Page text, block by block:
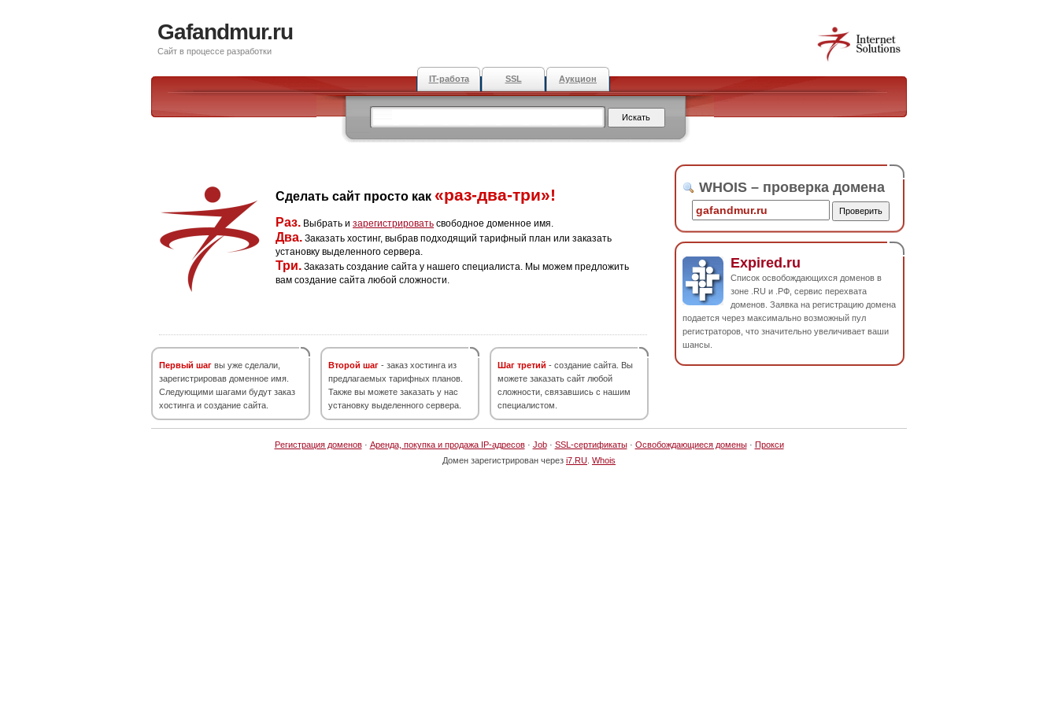
Gafandmur.ru
Сайт в процессе разработки
IT-работа SSL Аукцион
Сделать сайт просто как «раз-два-три»!
Раз. Выбрать и зарегистрировать свободное доменное имя.
Два. Заказать хостинг, выбрав подходящий тарифный план или заказать
установку выделенного сервера.
Три. Заказать создание сайта у нашего специалиста. Мы можем предложить
вам создание сайта любой сложности.
Первый шаг вы уже сделали,
зарегистрировав доменное имя.
Следующими шагами будут заказ
хостинга и создание сайта.
Второй шаг - заказ хостинга из
предлагаемых тарифных планов.
Также вы можете заказать у нас
установку выделенного сервера.
Шаг третий - создание сайта. Вы
можете заказать сайт любой
сложности, связавшись с нашим
специалистом.
WHOIS – проверка домена
Expired.ru
Список освобождающихся доменов в
зоне .RU и .РФ, сервис перехвата
доменов. Заявка на регистрацию домена
подается через максимально возможный пул
регистраторов, что значительно увеличивает ваши
шансы.
Регистрация доменов· Аренда, покупка и продажа IP-адресов· Job· SSL-сертификаты· Освобождающиеся домены· Прокси
Домен зарегистрирован через i7.RU Whois